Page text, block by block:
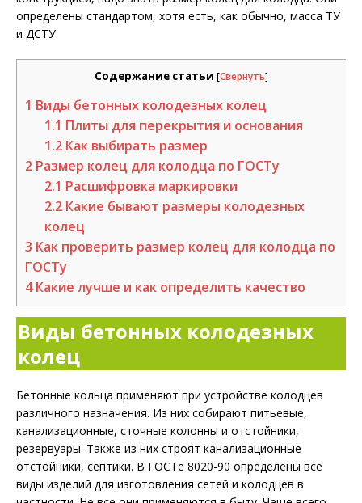
определены стандартом, хотя есть, как обычно, масса ТУ
и ДСТУ.
Содержание статьи [Свернуть]
1 Виды бетонных колодезных колец
1.1 Плиты для перекрытия и основания
1.2 Как выбирать размер
2 Размер колец для колодца по ГОСТу
2.1 Расшифровка маркировки
2.2 Какие бывают размеры колодезных
колец
3 Как проверить размер колец для колодца по
ГОСТу
4Какие лучше и как определить качество
Виды бетонных колодезных
колец
Бетонные кольца применяют при устройстве колодцев
различного назначения. Из них собирают питьевые,
канализационные, сточные колонны и отстойники,
резервуары. Также из них строят канализационные
отстойники, септики. В ГОСТе 8020-90 определены все
виды изделий для изготовления сетей и колодцев в